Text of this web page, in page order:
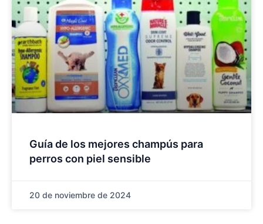
Guía de los mejores champús para
perros con piel sensible
20 de noviembre de 2024